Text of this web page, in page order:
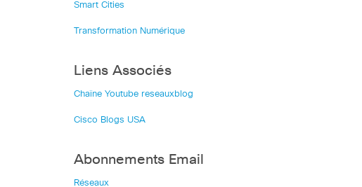
Smart Cities
Transformation Numérique
Liens Associés
Chaîne Youtube reseauxblog
Cisco Blogs USA
Abonnements Email
Réseaux